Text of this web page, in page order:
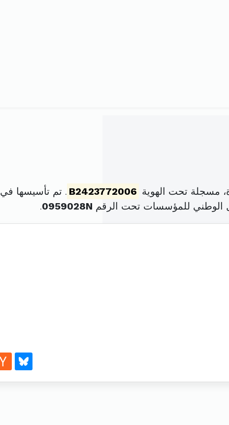
مسجلة تحت الهوية B2423772006 . تم تأسيسها في 28 أفريل 2006 برأس مال قدره
للمؤسسات تحت الرقم 0959028N
.